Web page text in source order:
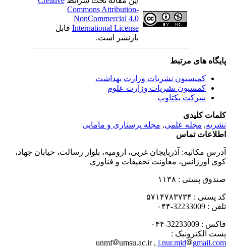
Commons Attribution-
NonCommercial 4.0
International Licenseقابل
بازنشر است.
های مرتبط
کمیسیون نشریات وزارت بهداشت
کمسیون نشریات وزارت علوم
شرکت یکتاوب
کلیدی
,مجله علمی, مجله پرستاری و مامایی
تماس
مکاتبه:آذربایجان غربی، ارومیه، بلوار رسالت، خیابان جهاد،
اورژانس، معاونت تحقیقات و فناوری
پستی : ۱۱۳۸
پستی : ۵۷۱۴۷۸۳۷۳۴
: 32233009-۰۴۴
: 32233009-۰۴۴
الکترونیک :
unmf
umsu.ac.ir ,j.nur.mid